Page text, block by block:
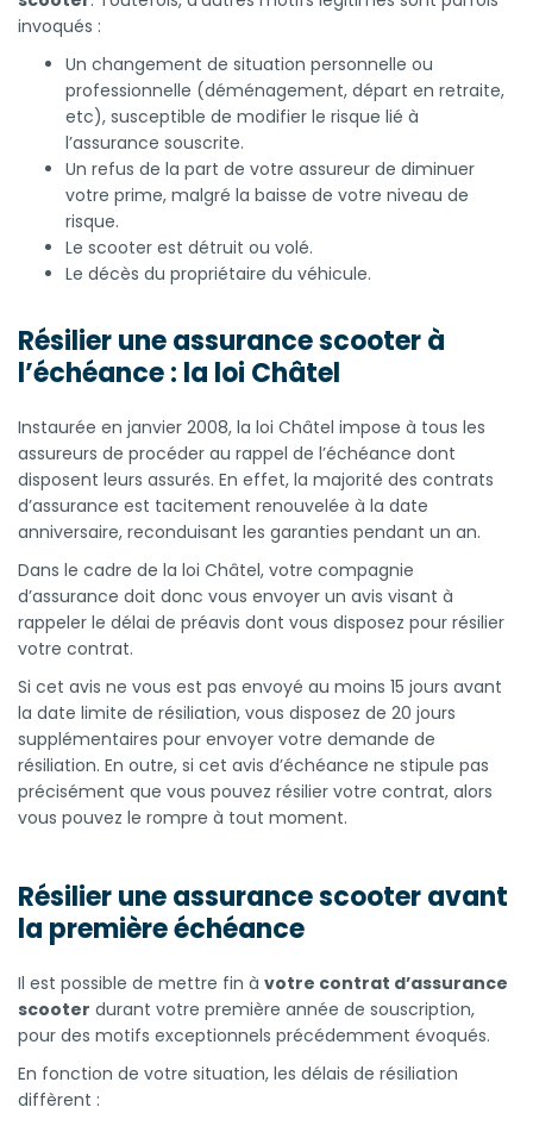
invoqués :
Un changement de situation personnelle ou
professionnelle (déménagement, départ en retraite,
etc), susceptible de modifier le risque lié à
l’assurance souscrite.
Un refus de la part de votre assureur de diminuer
votre prime, malgré la baisse de votre niveau de
risque.
Le scooter est détruit ou volé.
Le décès du propriétaire du véhicule.
Résilier une assurance scooter à
l’échéance : la loi Châtel
Instaurée en janvier 2008, la loi Châtel impose à tous les
assureurs de procéder au rappel de l’échéance dont
disposent leurs assurés. En effet, la majorité des contrats
d’assurance est tacitement renouvelée à la date
anniversaire, reconduisant les garanties pendant un an.
Dans le cadre de la loi Châtel, votre compagnie
d’assurance doit donc vous envoyer un avis visant à
rappeler le délai de préavis dont vous disposez pour résilier
votre contrat.
Si cet avis ne vous est pas envoyé au moins 15 jours avant
la date limite de résiliation, vous disposez de 20 jours
supplémentaires pour envoyer votre demande de
résiliation. En outre, si cet avis d’échéance ne stipule pas
précisément que vous pouvez résilier votre contrat, alors
vous pouvez le rompre à tout moment.
Résilier une assurance scooter avant
la première échéance
Il est possible de mettre fin à votre contrat d’assurance
scooter durant votre première année de souscription,
pour des motifs exceptionnels précédemment évoqués.
En fonction de votre situation, les délais de résiliation
diffèrent :